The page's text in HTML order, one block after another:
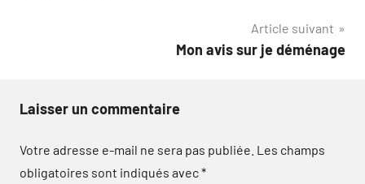
Article suivant
Mon avis sur je déménage
Laisser un commentaire
Votre adresse e-mail ne sera pas publiée. Les champs
obligatoires sont indiqués avec*